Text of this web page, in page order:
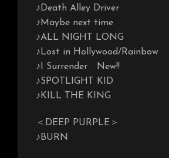
♪Death Alley Driver
♪Maybe next time
♪ALL NIGHT LONG
♪Lost in Hollywood/Rainbow
♪I Surrender New!!
♪SPOTLIGHT KID
♪KILL THE KING
＜DEEP PURPLE＞
♪BURN